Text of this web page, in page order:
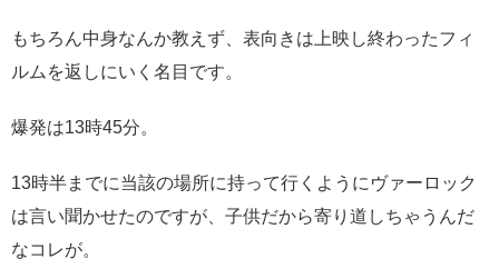
もちろん中身なんか教えず、表向きは上映し終わったフィ
ルムを返しにいく名目です。
爆発は13時45分。
13時半までに当該の場所に持って行くようにヴァーロック
は言い聞かせたのですが、子供だから寄り道しちゃうんだ
なコレが。